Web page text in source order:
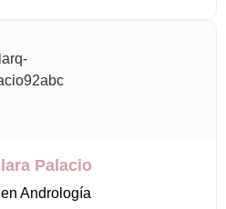
Palacio
Andrología